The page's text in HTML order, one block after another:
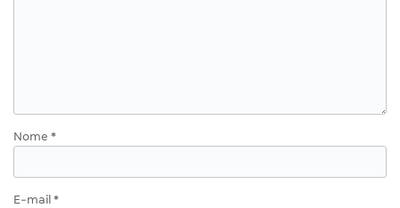
Nome *
E-mail *